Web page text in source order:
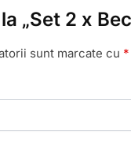
„Set 2 x
sunt marcate cu *